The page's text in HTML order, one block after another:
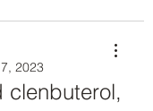
2023
clenbuterol,